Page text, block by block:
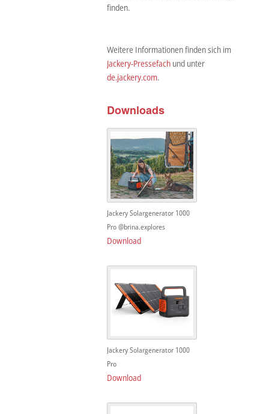
finden.
Weitere Informationen finden sich im
Jackery-Pressefachund unter
de.jackery.com.
Downloads
Jackery Solargenerator 1000
Pro @brina.explores
Download
Jackery Solargenerator 1000
Pro
Download